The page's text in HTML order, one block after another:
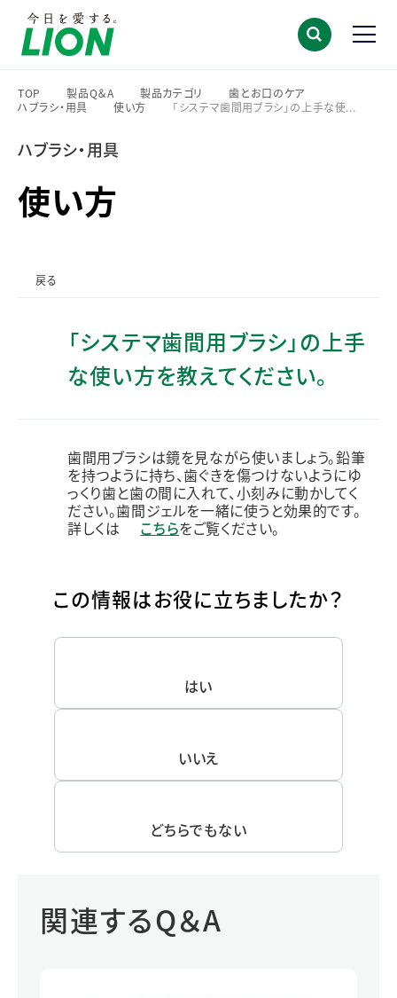
TOP
>
製品Q＆A
>
製品カテゴリ
>
歯とお口のケア
>
ハブラシ・用具
使い方
「システマ歯間用ブラシ」の上手な使...
ハブラシ・用具
使い方
戻る
「システマ歯間用ブラシ」の上手
な使い方を教えてください。
歯間用ブラシは鏡を見ながら使いましょう。鉛筆
を持つように持ち、歯ぐきを傷つけないようにゆ
っくり歯と歯の間に入れて、小刻みに動かしてく
ださい。歯間ジェルを一緒に使うと効果的です。
詳しくは
こちらをご覧ください。
この情報はお役に立ちましたか？
はい
いいえ
どちらでもない
関連するQ＆A